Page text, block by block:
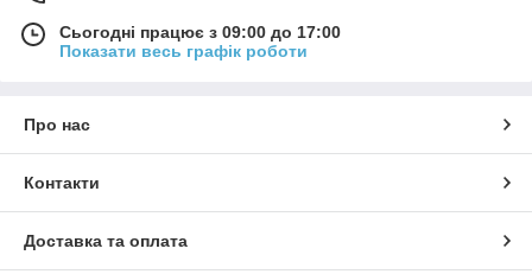
Сьогодні працює з 09:00 до 17:00
Показати весь графік роботи
Про нас
Контакти
Доставка та оплата